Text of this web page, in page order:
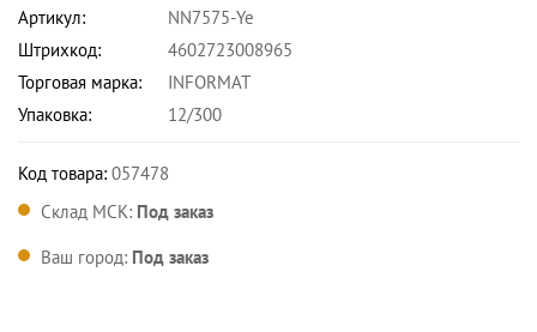
Артикул:
NN7575-Ye
Штрихкод:
4602723008965
Торговая марка:
INFORMAT
Упаковка:
12/300
Код товара: 057478
Склад МСК: Под заказ
Ваш город: Под заказ